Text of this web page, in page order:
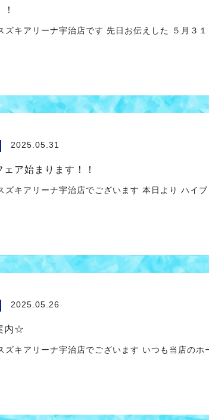
ズキアリーナ宇治店です 先日お伝えした ５月３１
2025.05.31
ア始まります！！
ズキアリーナ宇治店でございます 本日より ハイ
2025.05.26
内☆
ズキアリーナ宇治店でございます いつも当店のホ